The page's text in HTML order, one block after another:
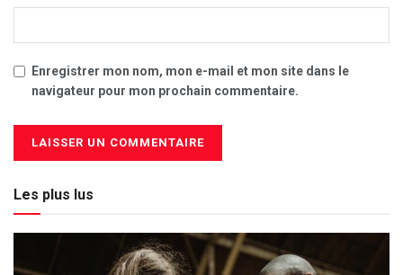
Enregistrer mon nom, mon e-mail et mon site dans le
navigateur pour mon prochain commentaire.
Les plus lus